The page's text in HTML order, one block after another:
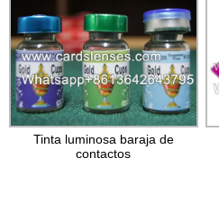
Tinta luminosa baraja de
contactos